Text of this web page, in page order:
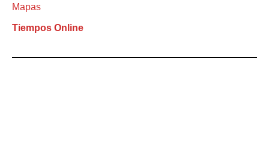
Mapas
Tiempos Online